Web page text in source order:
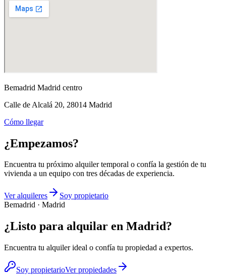
Bemadrid Madrid centro
Calle de Alcalá 20, 28014 Madrid
Cómo llegar
¿Empezamos?
Encuentra tu próximo alquiler temporal o confía la gestión de tu
vivienda a un equipo con tres décadas de experiencia.
Ver alquileres
Soy propietario
Bemadrid · Madrid
¿Listo para alquilar en Madrid?
Encuentra tu alquiler ideal o confía tu propiedad a expertos.
Soy propietarioVer propiedades